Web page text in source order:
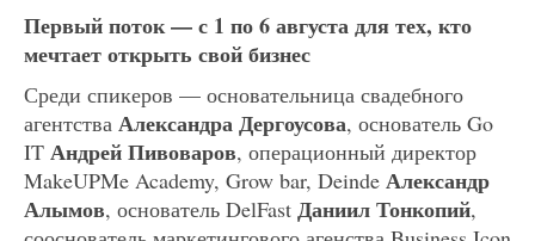
Первый поток — с 1 по 6 августа для тех, кто
мечтает открыть свой бизнес
Среди спикеров — основательница свадебного
агентства Александра Дергоусова, основатель Go
IT Андрей Пивоваров, операционный директор
MakeUPMe Academy, Grow bar, Deinde Александр
Алымов, основатель DelFast Даниил Тонкопий,